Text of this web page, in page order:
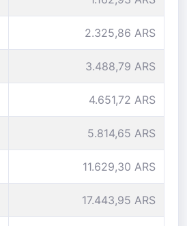
2.325,86 ARS
3.488,79 ARS
4.651,72 ARS
5.814,65 ARS
11.629,30 ARS
17.443,95 ARS